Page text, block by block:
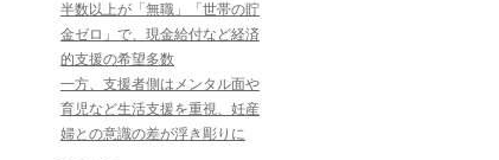
半数以上が「無職」「世帯の貯
金ゼロ」で、現金給付など経済
的支援の希望多数
一方、支援者側はメンタル面や
育児など生活支援を重視、妊産
婦との意識の差が浮き彫りに